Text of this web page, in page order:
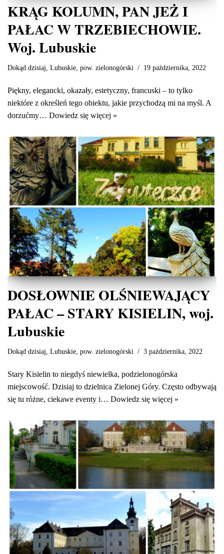
KRĄG KOLUMN, PAN JEŻ I
PAŁAC W TRZEBIECHOWIE.
Woj. Lubuskie
Dokąd dzisiaj Lubuskie pow. zielonogórski 19 października, 2022
Piękny, elegancki, okazały, estetyczny, francuski – to tylko
niektóre z określeń tego obiektu, jakie przychodzą mi na myśl. A
dorzućmy… Dowiedz się więcej »
DOSŁOWNIE OLŚNIEWAJĄCY
PAŁAC – STARY KISIELIN, woj.
Lubuskie
Dokąd dzisiaj Lubuskie pow. zielonogórski 3 października, 2022
Stary Kisielin to niegdyś niewielka, podzielonogórska
miejscowość. Dzisiaj to dzielnica Zielonej Góry. Często odbywają
się tu różne, ciekawe eventy i… Dowiedz się więcej »